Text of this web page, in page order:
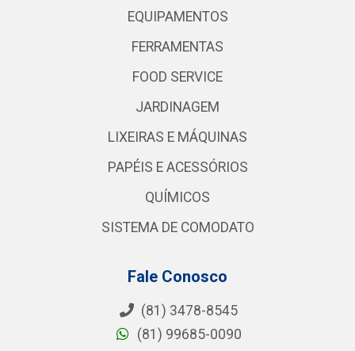
EQUIPAMENTOS
FERRAMENTAS
FOOD SERVICE
JARDINAGEM
LIXEIRAS E MÁQUINAS
PAPÉIS E ACESSÓRIOS
QUÍMICOS
SISTEMA DE COMODATO
Fale Conosco
(81) 3478-8545
(81) 99685-0090